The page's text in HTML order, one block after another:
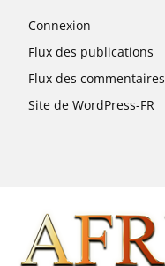
Connexion
Flux des publications
Flux des commentaires
Site de WordPress-FR